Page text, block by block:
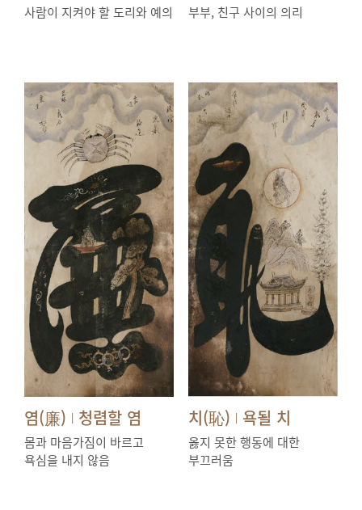
사람이 지켜야 할 도리와 예의 부부, 친구 사이의 의리
염(廉) | 청렴할 염
몸과 마음가짐이 바르고
욕심을 내지 않음
치(恥) | 욕될 치
옳지 못한 행동에 대한
부끄러움